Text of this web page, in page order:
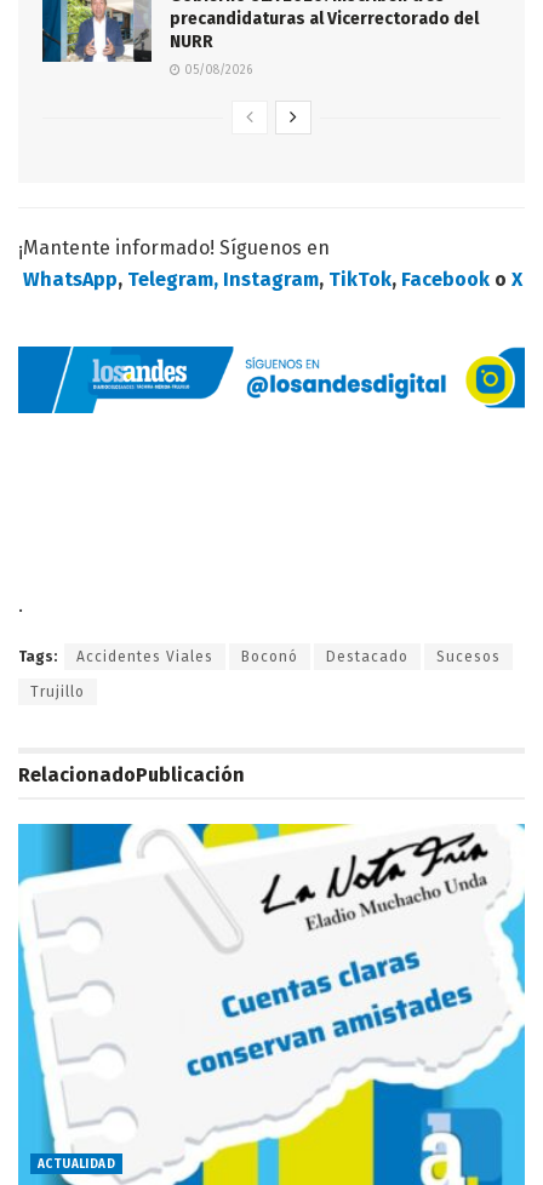
precandidaturas al Vicerrectorado del
NURR
05/08/2026
¡Mantente informado! Síguenos en
WhatsApp, Telegram, Instagram, TikTok, Facebook o X
.
Tags: Accidentes Viales Boconó Destacado Sucesos
Trujillo
RelacionadoPublicación
ACTUALIDAD